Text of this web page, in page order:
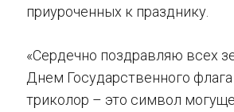
приуроченных к празднику.
«Сердечно поздравляю всех
Днем Государственного
триколор – это символ